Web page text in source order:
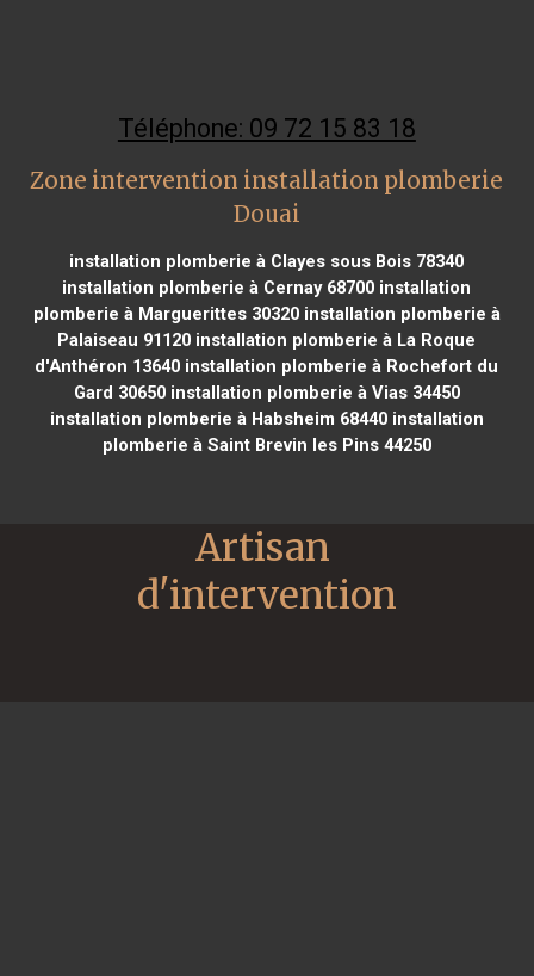
Téléphone: 09 72 15 83 18
Zone intervention installation plomberie
Douai
installation plomberie à Clayes sous Bois 78340
installation plomberie à Cernay 68700 installation
plomberie à Marguerittes 30320installation plomberie à
Palaiseau 91120 installation plomberie à La Roque
d'Anthéron 13640 installation plomberie à Rochefort du
Gard 30650installation plomberie à Vias 34450
installation plomberie à Habsheim 68440installation
plomberie à Saint Brevin les Pins 44250
Artisan
d'intervention